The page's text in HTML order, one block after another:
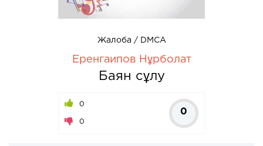
Жалоба / DMCA
Еренгаипов Нұрболат
Баян сұлу
0
0
0